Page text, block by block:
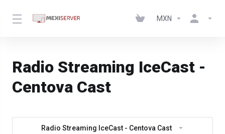
MXN
Radio Streaming IceCast -
Centova Cast
Radio Streaming IceCast - Centova Cast